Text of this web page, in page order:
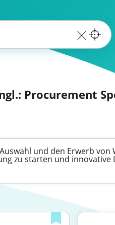
Procurement
und den Erwerb
zu starten und innovative